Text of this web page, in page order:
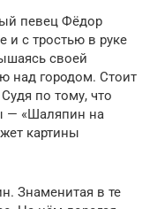
певец Фёдор
и с тростью в руке
своей
над городом. Стоит
по тому, что
— «Шаляпин на
картины
Знаменитая в те